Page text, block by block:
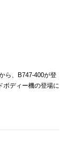
ら、B747-400が登
ボディー機の登場に